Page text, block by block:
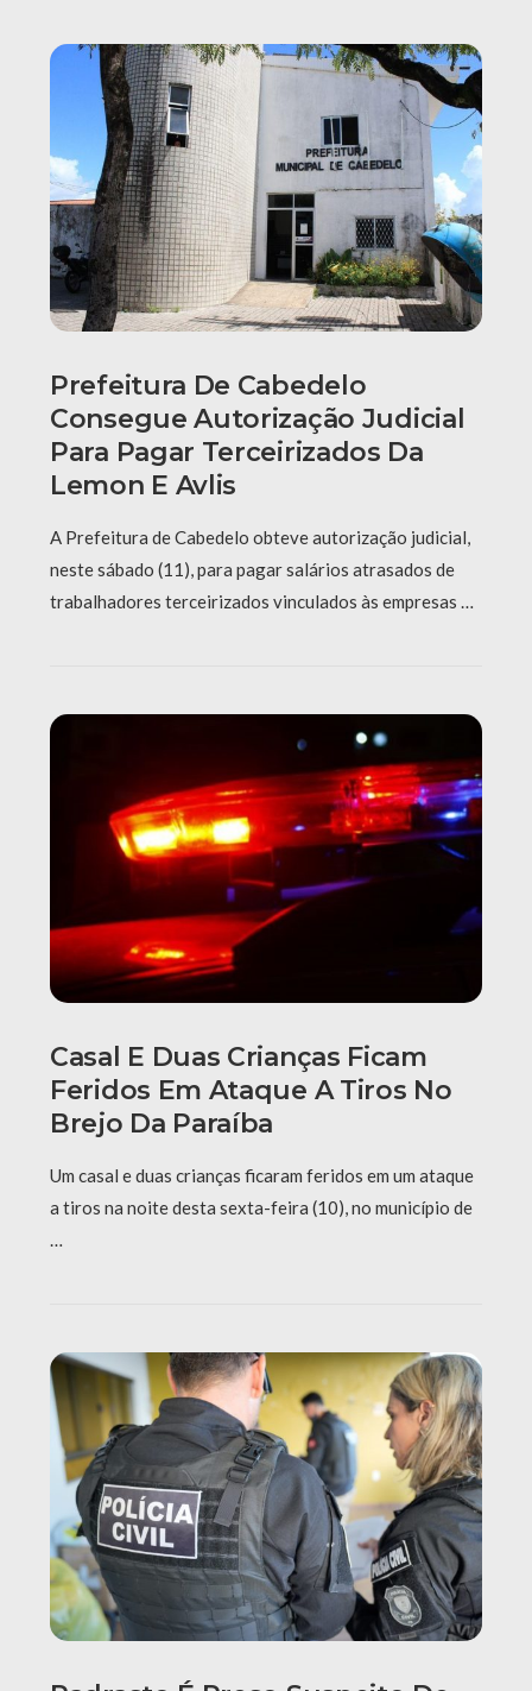
Prefeitura De Cabedelo
Consegue Autorização Judicial
Para Pagar Terceirizados Da
Lemon E Avlis
A Prefeitura de Cabedelo obteve autorização judicial,
neste sábado (11), para pagar salários atrasados de
trabalhadores terceirizados vinculados às empresas …
Casal E Duas Crianças Ficam
Feridos Em Ataque A Tiros No
Brejo Da Paraíba
Um casal e duas crianças ficaram feridos em um ataque
a tiros na noite desta sexta-feira (10), no município de
…